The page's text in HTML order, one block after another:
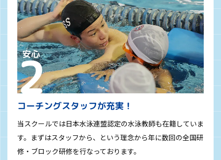
コーチングスタッフが充実！
当スクールでは日本水泳連盟認定の水泳教師も在籍していま
す。まずはスタッフから、という理念から年に数回の全国研
修・ブロック研修を行なっております。